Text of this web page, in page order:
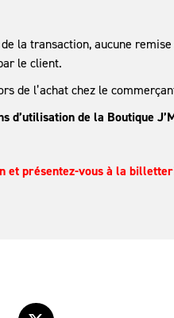
la transaction, aucune
le client.
de l’achat chez le
d’utilisation de la Boutique
présentez-vous à la